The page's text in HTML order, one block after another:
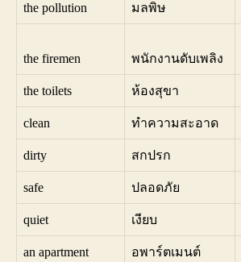
the pollution มลพิษ
the firemen พนักงานดับเพลิง
the toilets ห้องสุขา
clean ทำความสะอาด
dirty สกปรก
safe ปลอดภัย
quiet เงียบ
an apartment อพาร์ตเมนต์